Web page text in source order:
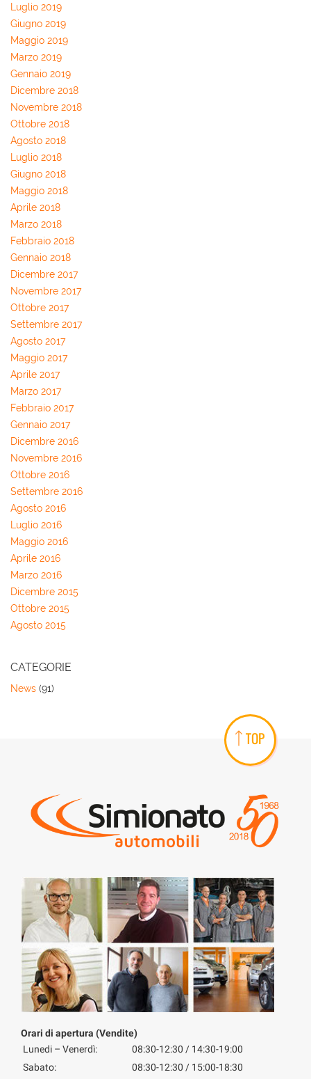
Luglio 2019
Giugno 2019
Maggio 2019
Marzo 2019
Gennaio 2019
Dicembre 2018
Novembre 2018
Ottobre 2018
Agosto 2018
Luglio 2018
Giugno 2018
Maggio 2018
Aprile 2018
Marzo 2018
Febbraio 2018
Gennaio 2018
Dicembre 2017
Novembre 2017
Ottobre 2017
Settembre 2017
Agosto 2017
Maggio 2017
Aprile 2017
Marzo 2017
Febbraio 2017
Gennaio 2017
Dicembre 2016
Novembre 2016
Ottobre 2016
Settembre 2016
Agosto 2016
Luglio 2016
Maggio 2016
Aprile 2016
Marzo 2016
Dicembre 2015
Ottobre 2015
Agosto 2015
CATEGORIE
News (91)
TOP
Orari di apertura (Vendite)
Lunedi – Venerdì:
08:30-12:30 / 14:30-19:00
Sabato:
08:30-12:30 / 15:00-18:30